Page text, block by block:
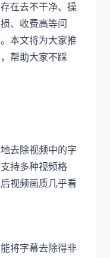
在去不干净、操
、收费高等问
本文将为大家推
帮助大家不踩
去除视频中的字
持多种视频格
视频画质几乎看
将字幕去除得非